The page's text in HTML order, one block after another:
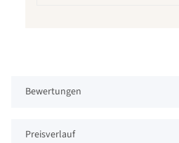
Bewertungen
Preisverlauf